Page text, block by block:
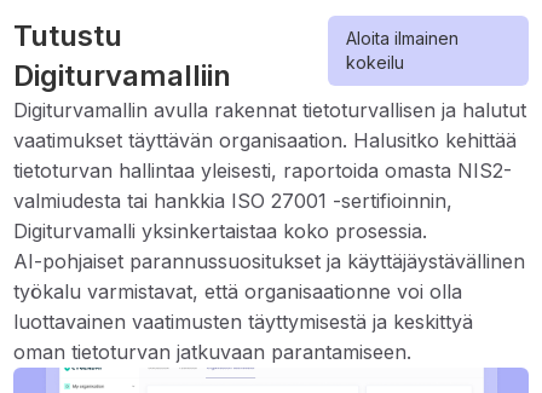
Tutustu
Digiturvamalliin
Aloita ilmainen
kokeilu
Digiturvamallin avulla rakennat tietoturvallisen ja halutut
vaatimukset täyttävän organisaation. Halusitko kehittää
tietoturvan hallintaa yleisesti, raportoida omasta NIS2-
valmiudesta tai hankkia ISO 27001 -sertifioinnin,
Digiturvamalli yksinkertaistaa koko prosessia.
AI-pohjaiset parannussuositukset ja käyttäjäystävällinen
työkalu varmistavat, että organisaationne voi olla
luottavainen vaatimusten täyttymisestä ja keskittyä
oman tietoturvan jatkuvaan parantamiseen.